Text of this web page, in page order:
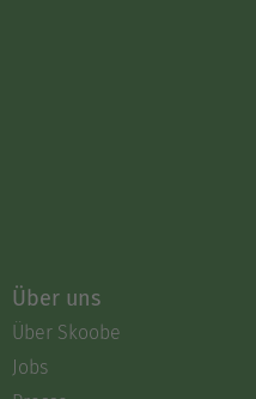
Über uns
Über Skoobe
Jobs